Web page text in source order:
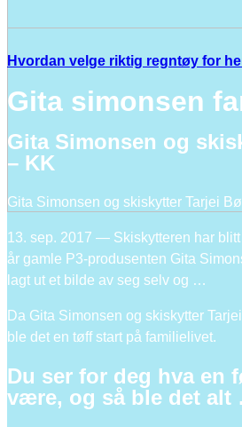
Hvordan velge riktig regntøy for
Gita simonsen
Gita Simonsen og
– KK
Gita Simonsen og skiskytter Tarjei Bø
13. sep. 2017 — Skiskytteren har
år gamle P3-produsenten Gita
lagt ut et bilde av seg selv og …
Da Gita Simonsen og skiskytter
ble det en tøff start på familielivet.
Du ser for deg hva en
være, og så ble det alt